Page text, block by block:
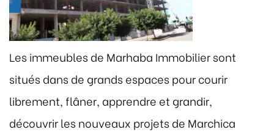
Les immeubles de Marhaba Immobilier sont
situés dans de grands espaces pour courir
librement, flâner, apprendre et grandir,
découvrir les nouveaux projets de Marchica